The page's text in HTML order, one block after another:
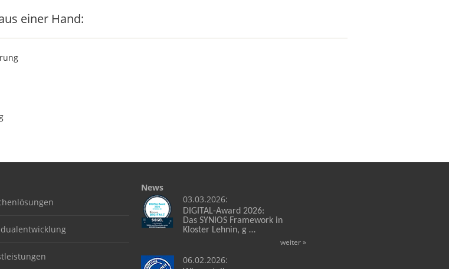
einer Hand:
News
03.03.2026:
DIGITAL-Award 2026:
Das SYNIOS Framework in
Kloster Lehnin, g …
weiter »
06.02.2026: